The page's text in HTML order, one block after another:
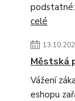
celé
Městská
Vážení
eshopu